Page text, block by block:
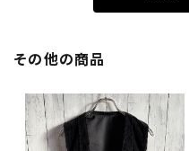
その他の商品